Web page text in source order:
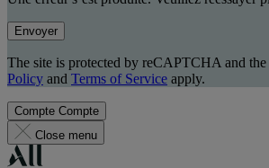
Envoyer
The site is protected by reCAPTCHA and
Policy and Terms of Service apply.
Compte Compte
Close menu